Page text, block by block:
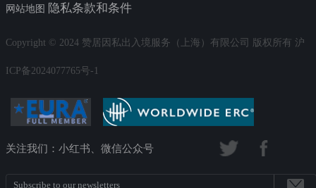
网站地图 隐私条款和条件
Copyright © 2024 赞居因私出入境服务（上海）有限公司 版权所有 沪
ICP备2024077765号-1
关注我们：小红书、微信公众号